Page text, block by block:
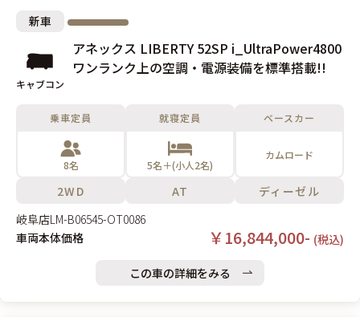
新車
キャブコン
アネックス LIBERTY 52SP i_UltraPower4800
ワンランク上の空調・電源装備を標準搭載!!
乗車定員
8名
就寝定員
5名＋(小人2名)
ベースカー
カムロード
2WD AT
ディーゼル
岐阜店LM-B06545-OT0086
車両本体価格
￥16,844,000- (税込)
この車の詳細をみる